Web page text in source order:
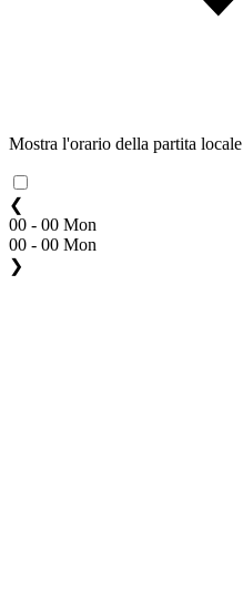
Mostra l'orario della partita locale
❮
00 - 00 Mon
00 - 00 Mon
❯